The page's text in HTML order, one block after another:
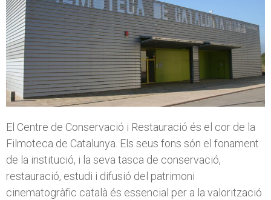
El Centre de Conservació i Restauració és el cor de la
Filmoteca de Catalunya. Els seus fons són el fonament
de la institució, i la seva tasca de conservació,
restauració, estudi i difusió del patrimoni
cinematogràfic català és essencial per a la valorització